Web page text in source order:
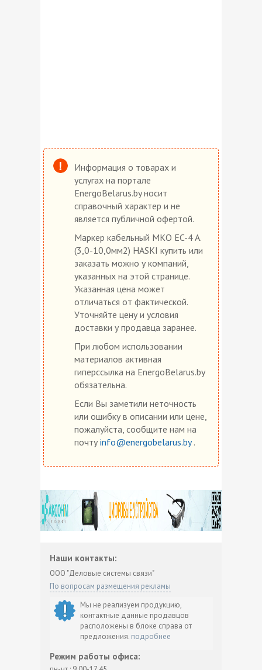
Информация о товарах и
услугах на портале
EnergoBelarus.by носит
справочный характер и не
является публичной офертой.
Маркер кабельный МКО EC-4 A.
(3,0-10,0мм2) HASKI купить или
заказать можно у компаний,
указанных на этой странице.
Указанная цена может
отличаться от фактической.
Уточняйте цену и условия
доставки у продавца заранее.
При любом использовании
материалов активная
гиперссылка на EnergoBelarus.by
обязательна.
Если Вы заметили неточность
или ошибку в описании или цене,
пожалуйста, сообщите нам на
почту info@energobelarus.by.
Наши контакты:
ООО "Деловые системы связи"
По вопросам размещения рекламы
Мы не реализуем продукцию,
контактные данные продавцов
расположены в блоке справа от
предложения. подробнее
Режим работы офиса: